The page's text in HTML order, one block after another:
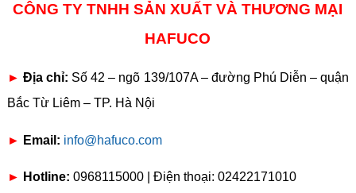
CÔNG TY TNHH SẢN XUẤT VÀ THƯƠNG MẠI
HAFUCO
► Địa chỉ: Số 42 – ngõ 139/107A – đường Phú Diễn – quận
Bắc Từ Liêm – TP. Hà Nội
► Email: info@hafuco.com
► Hotline: 0968115000 | Điện thoại: 02422171010